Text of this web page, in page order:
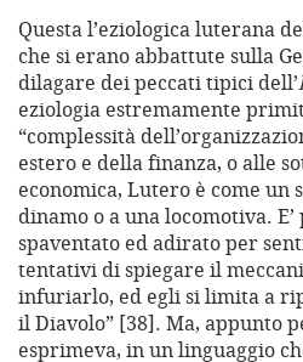
Questa l’eziologica luterana
che si erano abbattute sulla
dilagare dei peccati tipici dell’
eziologia estremamente
“complessità
estero e della finanza, o alle
economica, Lutero è come un
dinamo o a una locomotiva.
spaventato ed adirato per
tentativi di spiegare il
infuriarlo, ed egli si limita a
il Diavolo” [38]. Ma, appunto
esprimeva, in un linguaggio